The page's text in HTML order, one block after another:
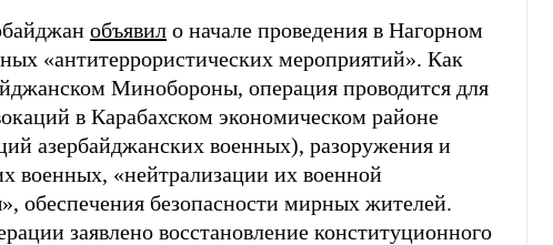
объявил о начале проведения в Нагорном
«антитеррористических мероприятий». Как
Минобороны, операция проводится для
в Карабахском экономическом районе
азербайджанских военных), разоружения и
военных, «нейтрализации их военной
обеспечения безопасности мирных жителей.
заявлено восстановление конституционного